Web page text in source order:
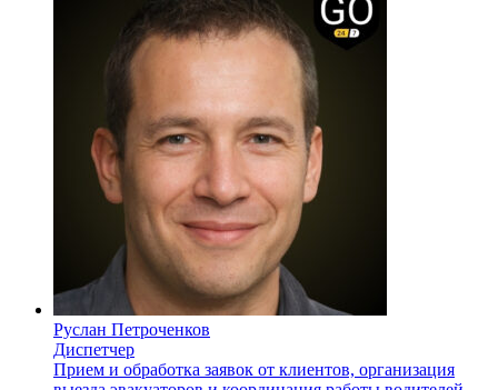
Руслан Петроченков
Диспетчер
Прием и обработка заявок от клиентов, организация